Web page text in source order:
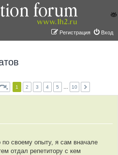
Вход
Регистрация
1 2 3 4 5 10
своему опыту, я сам вначале
отдал репетитору с кем